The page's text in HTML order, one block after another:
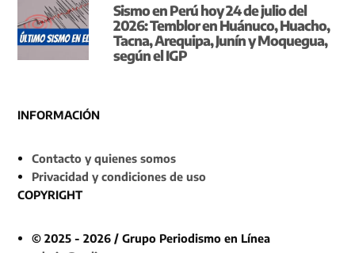
Sismo en Perú hoy 24 de julio del
2026: Temblor en Huánuco, Huacho,
Tacna, Arequipa, Junín y Moquegua,
según el IGP
INFORMACIÓN
Contacto y quienes somos
Privacidad y condiciones de uso
COPYRIGHT
© 2025 - 2026 / Grupo Periodismo en Línea